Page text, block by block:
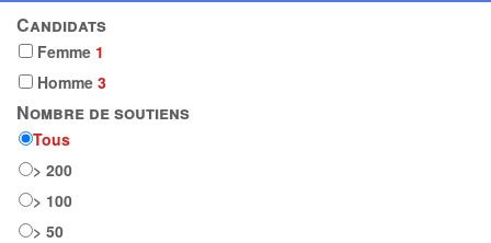
Candidats
Femme 1
Homme 3
Nombre de soutiens
Tous
> 200
> 100
> 50